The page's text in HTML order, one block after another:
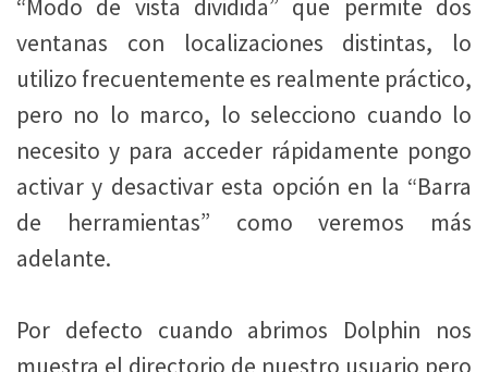
“Modo de vista dividida” que permite dos
ventanas con localizaciones distintas, lo
utilizo frecuentemente es realmente práctico,
pero no lo marco, lo selecciono cuando lo
necesito y para acceder rápidamente pongo
activar y desactivar esta opción en la “Barra
de herramientas” como veremos más
adelante.
Por defecto cuando abrimos Dolphin nos
muestra el directorio de nuestro usuario pero